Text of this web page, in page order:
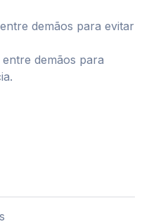
demãos para evitar
demãos para